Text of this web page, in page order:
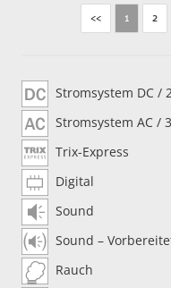
<< 1 2
Stromsystem DC /
Stromsystem AC /
Trix-Express
Digital
Sound
Sound –
Rauch